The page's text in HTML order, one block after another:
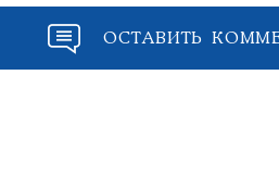
ОСТАВИТЬ